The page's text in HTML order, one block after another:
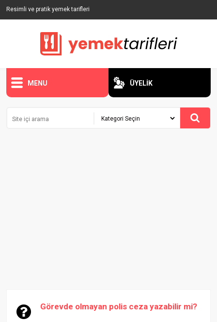
Resimli ve pratik yemek tarifleri
MENU ÜYELİK
Görevde olmayan polis ceza yazabilir mi?